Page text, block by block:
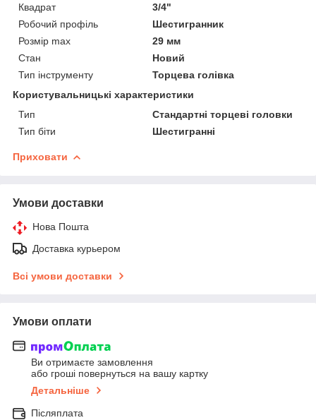
Квадрат
3/4"
Робочий профіль
Шестигранник
Розмір max
29 мм
Стан
Новий
Тип інструменту
Торцева голівка
Користувальницькі характеристики
Тип
Стандартні торцеві головки
Тип біти
Шестигранні
Приховати
Умови доставки
Нова Пошта
Доставка курьером
Всі умови доставки
Умови оплати
Ви отримаєте замовлення
або гроші повернуться на вашу картку
Детальніше
Післяплата